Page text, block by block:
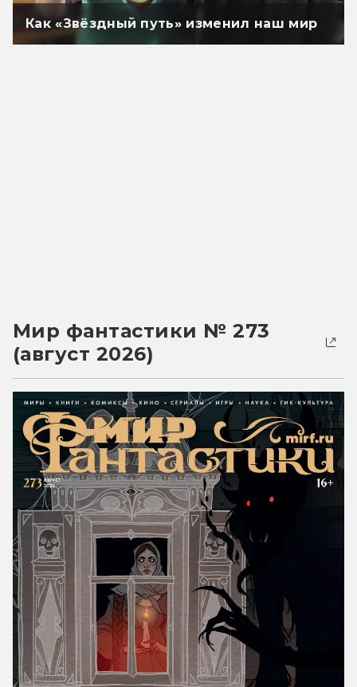
Как «Звёздный путь» изменил наш мир
Мир фантастики № 273
(август 2026)